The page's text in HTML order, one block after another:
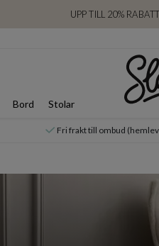
UPP TILL 20%
Bord Stolar
Fri frakt till ombud